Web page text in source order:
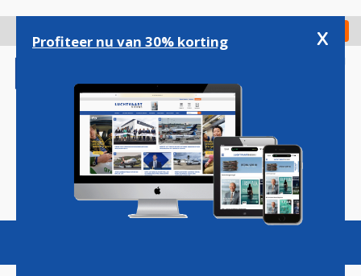
gaan
Check in
Magazine Podcasts Vacatures
Profiteer nu van 30% korting x